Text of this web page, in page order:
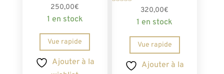
250,00€
1 en stock
Vue rapide
Ajouter à la
sur 5
320,00€
1 en stock
Vue rapide
Ajouter à la